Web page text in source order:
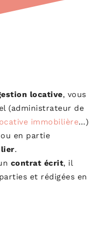
locative, vous
(administrateur de
immobilière…)
en partie
.
contrat écrit, il
et rédigées en